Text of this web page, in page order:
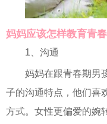
妈妈应该怎样教育青
1、沟通
妈妈在跟青春期男
子的沟通特点，他们喜
方式。女性更偏爱的婉